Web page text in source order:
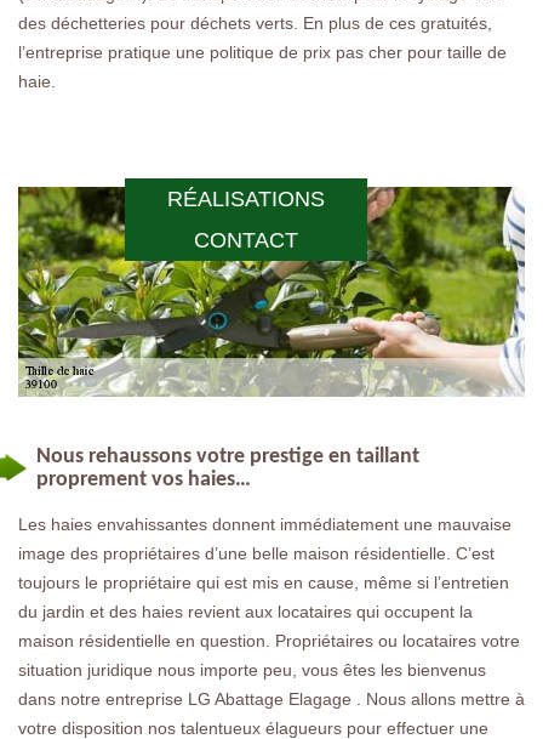
RÉALISATIONS
CONTACT
des déchetteries pour déchets verts. En plus de ces gratuités,
l’entreprise pratique une politique de prix pas cher pour taille de
haie.
Nous rehaussons votre prestige en taillant
proprement vos haies…
Les haies envahissantes donnent immédiatement une mauvaise
image des propriétaires d’une belle maison résidentielle. C’est
toujours le propriétaire qui est mis en cause, même si l’entretien
du jardin et des haies revient aux locataires qui occupent la
maison résidentielle en question. Propriétaires ou locataires votre
situation juridique nous importe peu, vous êtes les bienvenus
dans notre entreprise LG Abattage Elagage . Nous allons mettre à
votre disposition nos talentueux élagueurs pour effectuer une